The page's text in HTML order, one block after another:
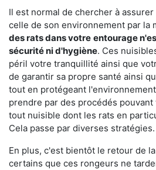
Il est normal de chercher à
celle de son environnement par la
des rats dans votre entourage
sécurité ni d'hygiène. Ces
péril votre tranquillité ainsi que
de garantir sa propre santé ainsi
tout en protégeant
prendre par des procédés
tout nuisible dont les rats en
Cela passe par diverses stratégies.
En plus, c'est bientôt le retour de
certains que ces rongeurs ne